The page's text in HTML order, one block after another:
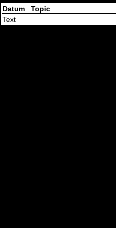
Datum Topic
Text